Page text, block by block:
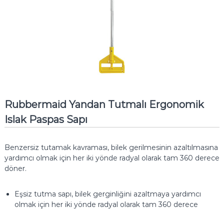
Rubbermaid Yandan Tutmalı Ergonomik
Islak Paspas Sapı
Benzersiz tutamak kavraması, bilek gerilmesinin azaltılmasına
yardımcı olmak için her iki yönde radyal olarak tam 360 derece
döner.
Eşsiz tutma sapı, bilek gerginliğini azaltmaya yardımcı
olmak için her iki yönde radyal olarak tam 360 derece